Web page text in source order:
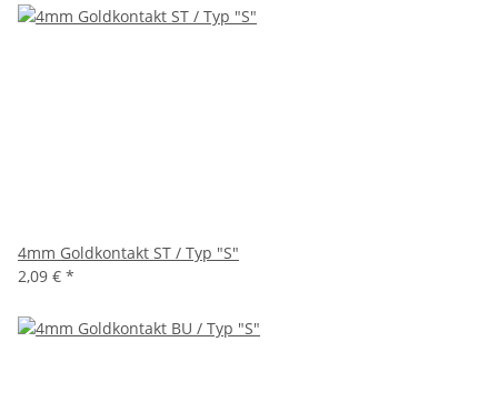
4mm Goldkontakt ST / Typ "S"
2,09 € *